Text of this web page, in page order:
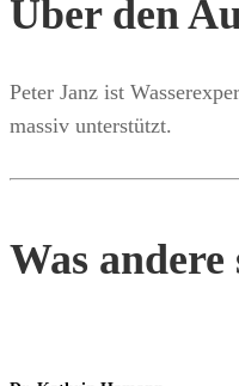
Über den
Peter Janz ist
massiv unterstützt.
Was andere